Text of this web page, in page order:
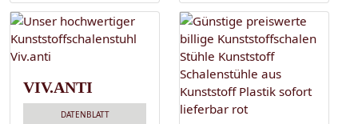
VIV.ANTI
DATENBLATT